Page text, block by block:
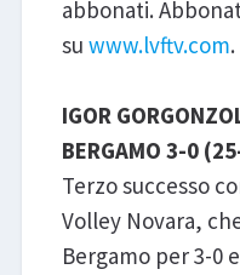
abbonati.
su www.lvftv.com.
IGOR
BERGAMO 3-0
Terzo successo
Volley Novara,
Bergamo per 3-0